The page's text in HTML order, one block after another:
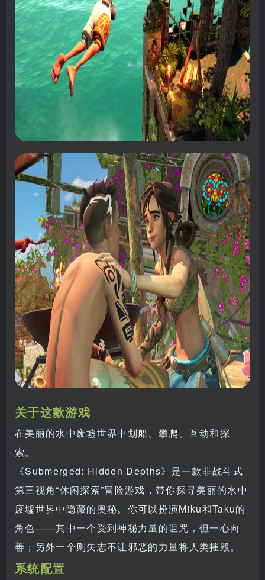
关于这款游戏
在美丽的水中废墟世界中划船、攀爬、互动和探
索。
《Submerged: Hidden Depths》是一款非战斗式
第三视角“休闲探索”冒险游戏，带你探寻美丽的水中
废墟世界中隐藏的奥秘。你可以扮演Miku和Taku的
角色——其中一个受到神秘力量的诅咒，但一心向
善；另外一个则矢志不让邪恶的力量将人类摧毁。
系统配置